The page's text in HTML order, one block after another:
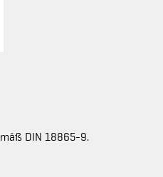
DIN 18865-9.